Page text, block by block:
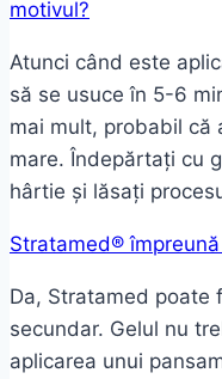
motivul?
Atunci când este
să se usuce în 5-6
mai mult, probabil că
mare. Îndepărtați cu
hârtie și lăsați
Stratamed®
Da, Stratamed poate
secundar. Gelul nu
aplicarea unui